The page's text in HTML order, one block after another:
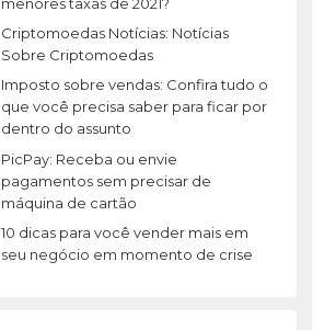
:
Criptomoedas Notícias: Notícias
Sobre Criptomoedas
Imposto sobre vendas: Confira tudo o
que você precisa saber para ficar por
dentro do assunto
PicPay: Receba ou envie
pagamentos sem precisar de
máquina de cartão
10 dicas para você vender mais em
seu negócio em momento de crise